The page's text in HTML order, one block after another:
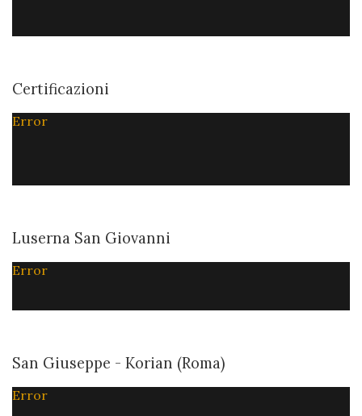
Certificazioni
Error
Luserna San Giovanni
Error
San Giuseppe - Korian (Roma)
Error